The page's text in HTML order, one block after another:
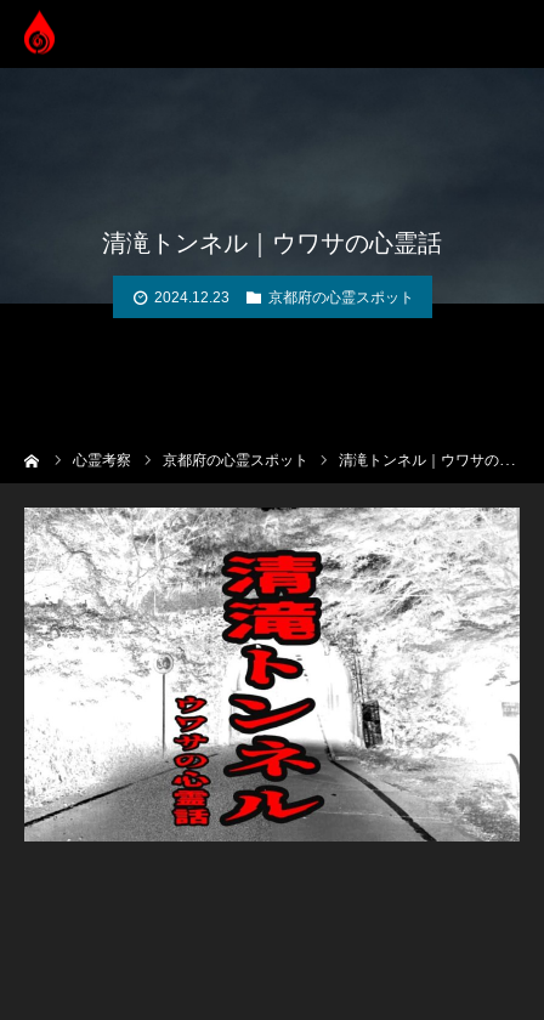
清滝トンネル｜ウワサの心霊話
2024.12.23 京都府の心霊スポット
心霊考察 京都府の心霊スポット 清滝トンネル｜ウワサの心霊話